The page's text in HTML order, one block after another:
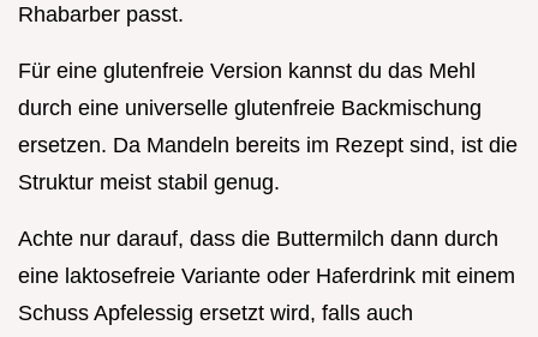
Rhabarber passt.
Für eine glutenfreie Version kannst du das Mehl
durch eine universelle glutenfreie Backmischung
ersetzen. Da Mandeln bereits im Rezept sind, ist die
Struktur meist stabil genug.
Achte nur darauf, dass die Buttermilch dann durch
eine laktosefreie Variante oder Haferdrink mit einem
Schuss Apfelessig ersetzt wird, falls auch